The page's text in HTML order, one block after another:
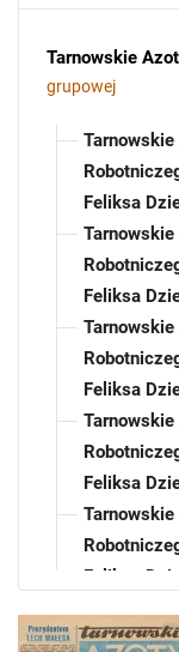
Tarnowskie
grupowej
Feliksa
Feliksa
Feliksa
Feliksa
Feliksa